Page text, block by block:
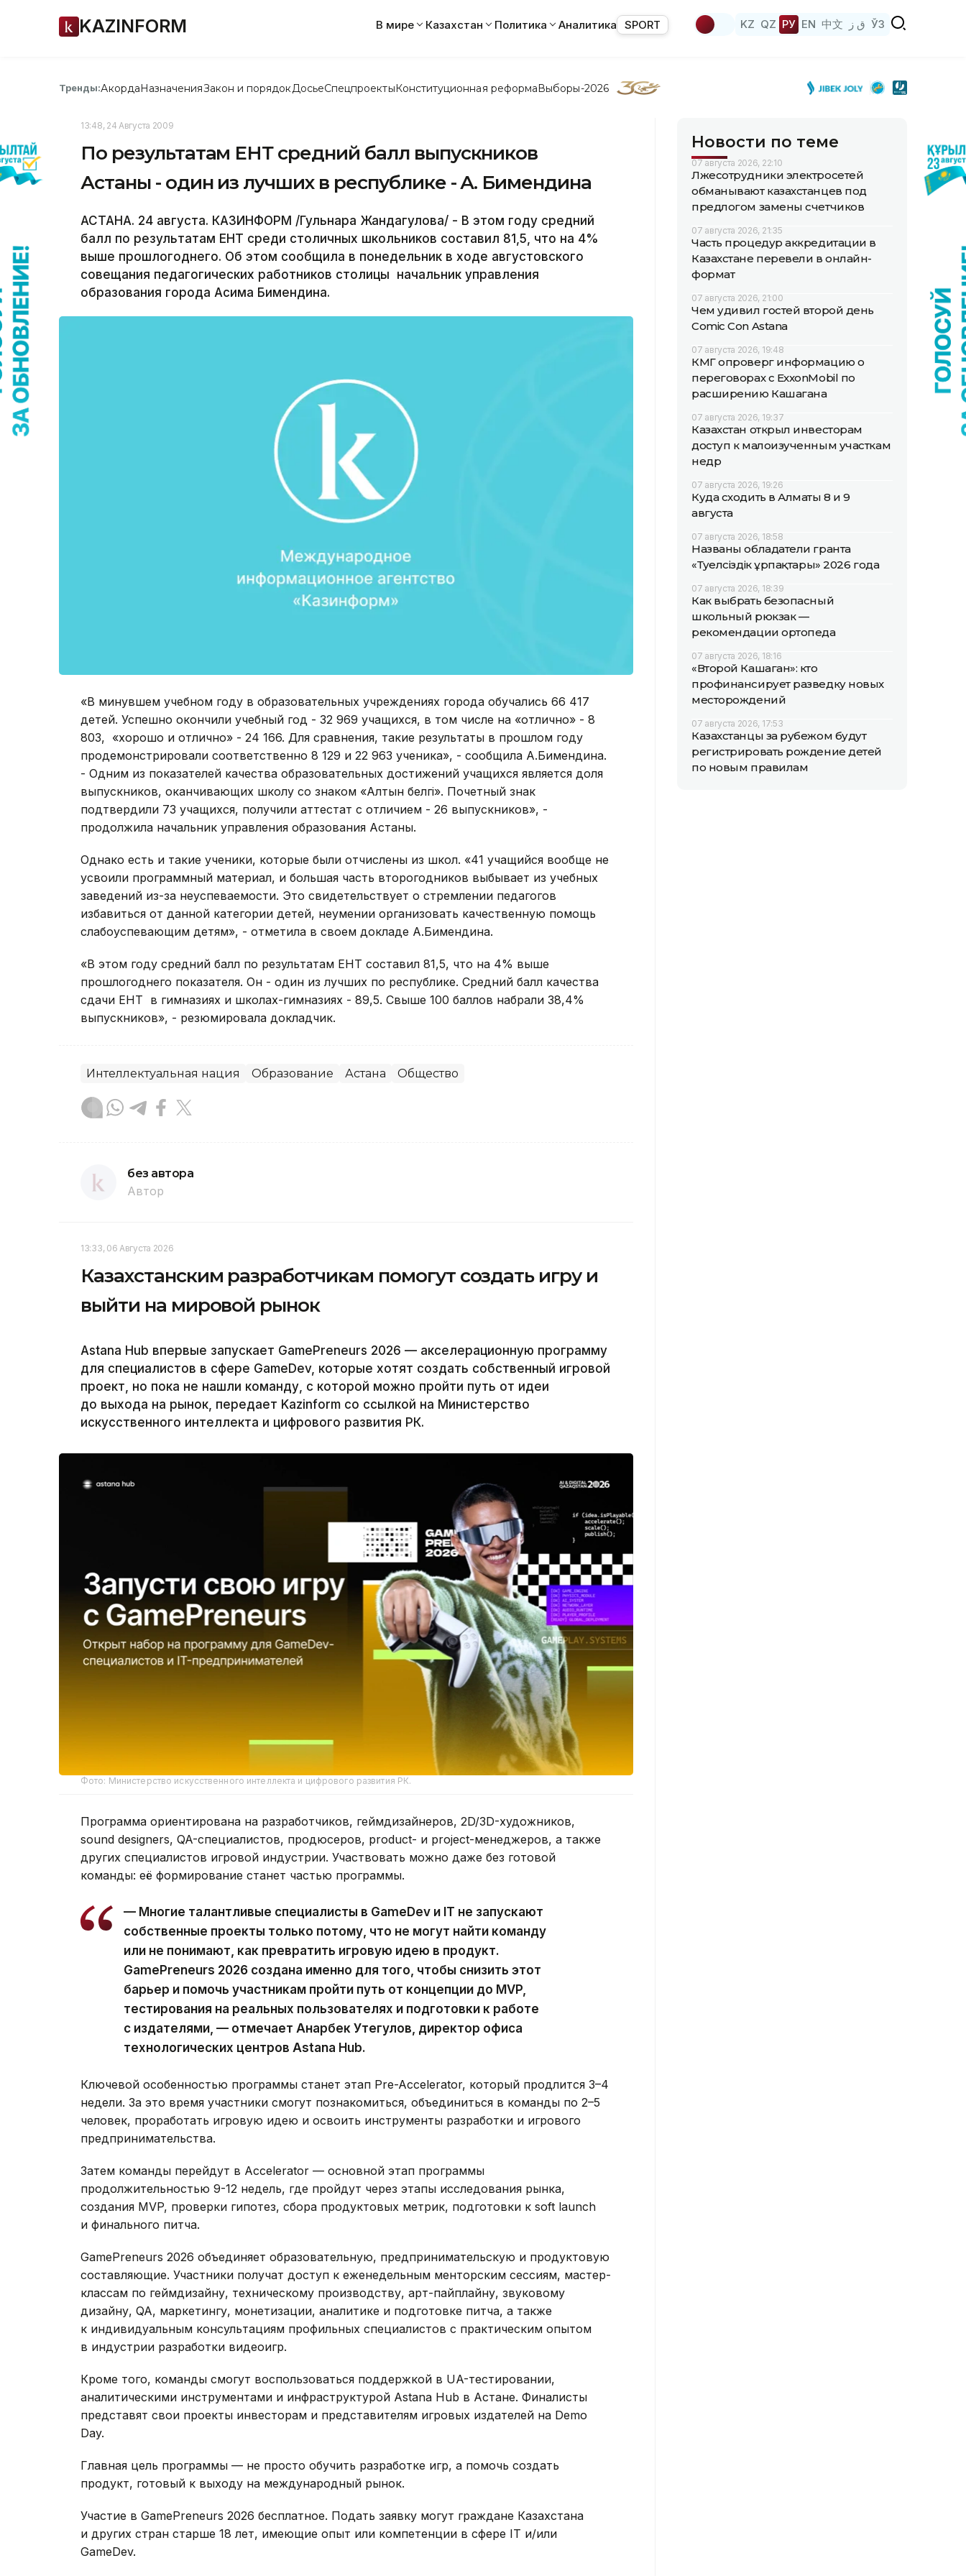
KAZINFORM В мире Казахстан Политика Аналитика SPORT KZ QZ РУ EN 中文 ق ز ЎЗ
Тренды:АкордаНазначенияЗакон и порядок ДосьеСпецпроектыКонституционная реформаВыборы-2026
13:48, 24 Августа 2009
По результатам ЕНТ средний балл выпускников
Астаны - один из лучших в республике - А. Бимендина
АСТАНА. 24 августа. КАЗИНФОРМ /Гульнара Жандагулова/ - В этом году средний
балл по результатам ЕНТ среди столичных школьников составил 81,5, что на 4%
выше прошлогоднего. Об этом сообщила в понедельник в ходе августовского
совещания педагогических работников столицы начальник управления
образования города Асима Бимендина.
«В минувшем учебном году в образовательных учреждениях города обучались 66 417
детей. Успешно окончили учебный год - 32 969 учащихся, в том числе на «отлично» - 8
803, «хорошо и отлично» - 24 166. Для сравнения, такие результаты в прошлом году
продемонстрировали соответственно 8 129 и 22 963 ученика», - сообщила А.Бимендина.
- Одним из показателей качества образовательных достижений учащихся является доля
выпускников, оканчивающих школу со знаком «Алтын белгi». Почетный знак
подтвердили 73 учащихся, получили аттестат с отличием - 26 выпускников», -
продолжила начальник управления образования Астаны.
Однако есть и такие ученики, которые были отчислены из школ. «41 учащийся вообще не
усвоили программный материал, и большая часть второгодников выбывает из учебных
заведений из-за неуспеваемости. Это свидетельствует о стремлении педагогов
избавиться от данной категории детей, неумении организовать качественную помощь
слабоуспевающим детям», - отметила в своем докладе А.Бимендина.
«В этом году средний балл по результатам ЕНТ составил 81,5, что на 4% выше
прошлогоднего показателя. Он - один из лучших по республике. Средний балл качества
сдачи ЕНТ в гимназиях и школах-гимназиях - 89,5. Свыше 100 баллов набрали 38,4%
выпускников», - резюмировала докладчик.
Интеллектуальная нация Образование Астана Общество
без автора
Автор
13:33, 06 Августа 2026
Казахстанским разработчикам помогут создать игру и
выйти на мировой рынок
Astana Hub впервые запускает GamePreneurs 2026 — акселерационную программу
для специалистов в сфере GameDev, которые хотят создать собственный игровой
проект, но пока не нашли команду, с которой можно пройти путь от идеи
до выхода на рынок, передает Kazinform со ссылкой на Министерство
искусственного интеллекта и цифрового развития РК.
Фото: Министерство искусственного интеллекта и цифрового развития РК.
Программа ориентирована на разработчиков, геймдизайнеров, 2D/3D-художников,
sound designers, QA-специалистов, продюсеров, product- и project-менеджеров, а также
других специалистов игровой индустрии. Участвовать можно даже без готовой
команды: её формирование станет частью программы.
— Многие талантливые специалисты в GameDev и IT не запускают
собственные проекты только потому, что не могут найти команду
или не понимают, как превратить игровую идею в продукт.
GamePreneurs 2026 создана именно для того, чтобы снизить этот
барьер и помочь участникам пройти путь от концепции до MVP,
тестирования на реальных пользователях и подготовки к работе
с издателями, — отмечает Анарбек Утегулов, директор офиса
технологических центров Astana Hub.
Ключевой особенностью программы станет этап Pre-Accelerator, который продлится 3–4
недели. За это время участники смогут познакомиться, объединиться в команды по 2–5
человек, проработать игровую идею и освоить инструменты разработки и игрового
предпринимательства.
Затем команды перейдут в Accelerator — основной этап программы
продолжительностью 9-12 недель, где пройдут через этапы исследования рынка,
создания MVP, проверки гипотез, сбора продуктовых метрик, подготовки к soft launch
и финального питча.
GamePreneurs 2026 объединяет образовательную, предпринимательскую и продуктовую
составляющие. Участники получат доступ к еженедельным менторским сессиям, мастер-
классам по геймдизайну, техническому производству, арт-пайплайну, звуковому
дизайну, QA, маркетингу, монетизации, аналитике и подготовке питча, а также
к индивидуальным консультациям профильных специалистов с практическим опытом
в индустрии разработки видеоигр.
Кроме того, команды смогут воспользоваться поддержкой в UA-тестировании,
аналитическими инструментами и инфраструктурой Astana Hub в Астане. Финалисты
представят свои проекты инвесторам и представителям игровых издателей на Demo
Day.
Главная цель программы — не просто обучить разработке игр, а помочь создать
продукт, готовый к выходу на международный рынок.
Участие в GamePreneurs 2026 бесплатное. Подать заявку могут граждане Казахстана
и других стран старше 18 лет, имеющие опыт или компетенции в сфере IT и/или
GameDev.
Новости по теме
07 августа 2026, 22:10
Лжесотрудники электросетей
обманывают казахстанцев под
предлогом замены счетчиков
07 августа 2026, 21:35
Часть процедур аккредитации в
Казахстане перевели в онлайн-
формат
07 августа 2026, 21:00
Чем удивил гостей второй день
Comic Con Astana
07 августа 2026, 19:48
КМГ опроверг информацию о
переговорах с ExxonMobil по
расширению Кашагана
07 августа 2026, 19:37
Казахстан открыл инвесторам
доступ к малоизученным участкам
недр
07 августа 2026, 19:26
Куда сходить в Алматы 8 и 9
августа
07 августа 2026, 18:58
Названы обладатели гранта
«Тәуелсіздік ұрпақтары» 2026 года
07 августа 2026, 18:39
Как выбрать безопасный
школьный рюкзак —
рекомендации ортопеда
07 августа 2026, 18:16
«Второй Кашаган»: кто
профинансирует разведку новых
месторождений
07 августа 2026, 17:53
Казахстанцы за рубежом будут
регистрировать рождение детей
по новым правилам